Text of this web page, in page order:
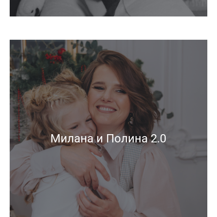
Милана и Полина 2.0